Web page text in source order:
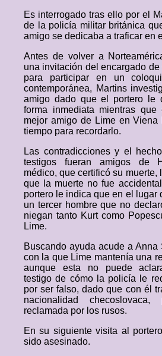
Es interrogado tras ello por el
de la policía militar británica
amigo se dedicaba a traficar en
Antes de volver a
una invitación del encargado
para participar en un
contemporánea, Martins
amigo dado que el portero le
forma inmediata mientras
mejor amigo de Lime en
tiempo para recordarlo.
Las contradicciones y el
testigos fueran amigos de
médico, que certificó su muerte,
que la muerte no fue
portero le indica que en el lugar
un tercer hombre que no
niegan tanto Kurt como
Lime.
Buscando ayuda acude a Anna
con la que Lime mantenía una
aunque esta no puede
testigo de cómo la policía le
por ser falso, dado que con él
nacionalidad
reclamada por los rusos.
En su siguiente visita al
sido asesinado.